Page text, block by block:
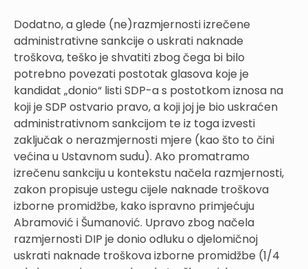
Dodatno, a glede (ne)razmjernosti izrečene
administrativne sankcije o uskrati naknade
troškova, teško je shvatiti zbog čega bi bilo
potrebno povezati postotak glasova koje je
kandidat „donio“ listi SDP-a s postotkom iznosa na
koji je SDP ostvario pravo, a koji joj je bio uskraćen
administrativnom sankcijom te iz toga izvesti
zaključak o nerazmjernosti mjere (kao što to čini
većina u Ustavnom sudu). Ako promatramo
izrečenu sankciju u kontekstu načela razmjernosti,
zakon propisuje ustegu cijele naknade troškova
izborne promidžbe, kako ispravno primjećuju
Abramović i Šumanović. Upravo zbog načela
razmjernosti DIP je donio odluku o djelomičnoj
uskrati naknade troškova izborne promidžbe (1/4